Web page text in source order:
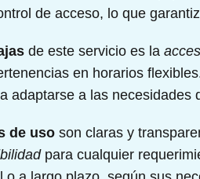
de acceso, lo que
de este servicio es la
en horarios
adaptarse a las
de uso son claras y
para cualquier